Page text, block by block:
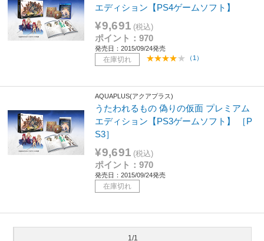
エディション【PS4ゲームソフト】
¥9,691 (税込)
ポイント：970
発売日：2015/09/24発売
在庫切れ （1）
AQUAPLUS(アクアプラス)
うたわれるもの 偽りの仮面 プレミアム
エディション【PS3ゲームソフト】 ［P
S3］
¥9,691 (税込)
ポイント：970
発売日：2015/09/24発売
在庫切れ
1/1